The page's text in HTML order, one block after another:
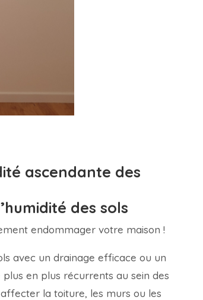
ascendante des
des sols
endommager votre maison !
avec un drainage efficace ou un
en plus récurrents au sein des
la toiture, les murs ou les